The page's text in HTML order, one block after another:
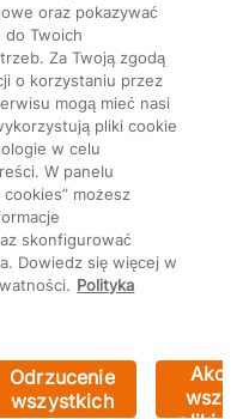
©
cookie
oraz pokazywać
Twoich
Za Twoją zgodą
o korzystaniu przez
mogą mieć nasi
pliki cookie
w celu
W panelu
możesz
skonfigurować
Dowiedz się więcej w
Polityka
Odrzucenie
wszystkich